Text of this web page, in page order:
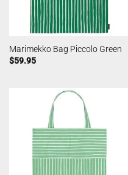
Marimekko Bag Piccolo Green
$59.95